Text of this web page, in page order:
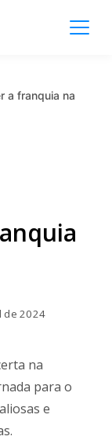
a franquia na
de 2024
na
para o
e